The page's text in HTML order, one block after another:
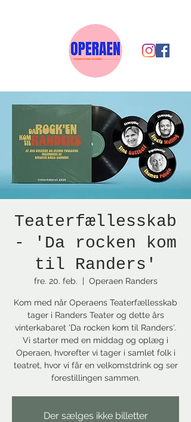
Teaterfællesskab
- 'Da rocken kom
til Randers'
fre. 20. feb.
  |
Operaen Randers
Kom med når Operaens Teaterfællesskab
tager i Randers Teater og dette års
vinterkabaret 'Da rocken kom til Randers'.
Vi starter med en middag og oplæg i
Operaen, hvorefter vi tager i samlet folk i
teatret, hvor vi får en velkomstdrink og ser
forestillingen sammen.
Der sælges ikke billetter